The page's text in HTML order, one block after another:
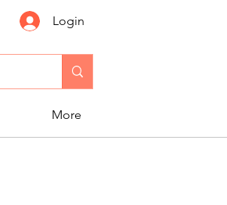
Login
More